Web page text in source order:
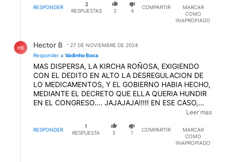
RESPONDER
2
RESPUESTAS
2 4
COMPARTIR
MARCAR
COMO
INAPROPIADO
HB Hector B
27 DE NOVIEMBRE DE 2024
Responder a Vadinho Boca
MAS DISPERSA, LA KIRCHA ROÑOSA, EXIGIENDO
CON EL DEDITO EN ALTO LA DESREGULACION DE
LO MEDICAMENTOS, Y EL GOBIERNO HABIA HECHO,
MEDIANTE EL DECRETO QUE ELLA QUERIA HUNDIR
EN EL CONGRESO.... JAJAJAJA!!!!! EN ESE CASO,
MAS QUE DISPERSA, MUY FUERA DE LA REALIDAD
LA CONDENADA...JAJAJAJAJAJ!!!!!! Y EL DEDITO,
TERMINO METIDO DONDE NO LE PEGA EL SOL!!!!!
Leer mas
RESPONDER
1
RESPUESTA
5 1
COMPARTIR
MARCAR
COMO
INAPROPIADO